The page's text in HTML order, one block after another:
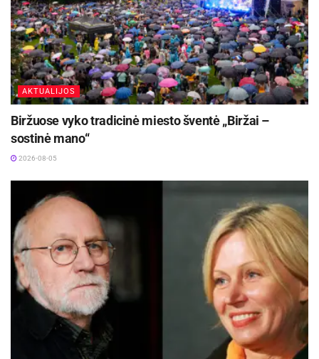
AKTUALIJOS
Biržuose vyko tradicinė miesto šventė „Biržai –
sostinė mano“
2026-08-05